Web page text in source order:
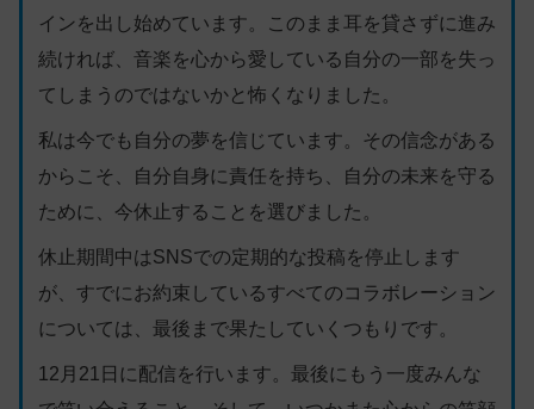
インを出し始めています。このまま耳を貸さずに進み
続ければ、音楽を心から愛している自分の一部を失っ
てしまうのではないかと怖くなりました。
私は今でも自分の夢を信じています。その信念がある
からこそ、自分自身に責任を持ち、自分の未来を守る
ために、今休止することを選びました。
休止期間中はSNSでの定期的な投稿を停止します
が、すでにお約束しているすべてのコラボレーション
については、最後まで果たしていくつもりです。
12月21日に配信を行います。最後にもう一度みんな